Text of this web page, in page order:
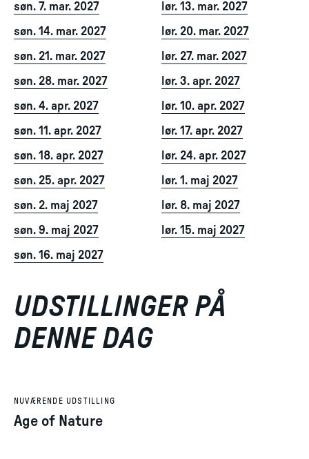
søn. 7. mar. 2027
lør. 13. mar. 2027
søn. 14. mar. 2027
lør. 20. mar. 2027
søn. 21. mar. 2027
lør. 27. mar. 2027
søn. 28. mar. 2027
lør. 3. apr. 2027
søn. 4. apr. 2027
lør. 10. apr. 2027
søn. 11. apr. 2027
lør. 17. apr. 2027
søn. 18. apr. 2027
lør. 24. apr. 2027
søn. 25. apr. 2027
lør. 1. maj 2027
søn. 2. maj 2027
lør. 8. maj 2027
søn. 9. maj 2027
lør. 15. maj 2027
søn. 16. maj 2027
UDSTILLINGER PÅ
DENNE DAG
NUVÆRENDE UDSTILLING
Age of Nature